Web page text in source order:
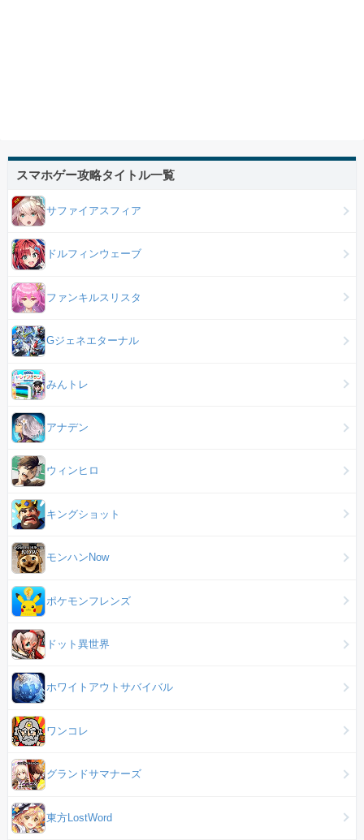
スマホゲー攻略タイトル一覧
サファイアスフィア
ドルフィンウェーブ
ファンキルスリスタ
Gジェネエターナル
みんトレ
アナデン
ウィンヒロ
キングショット
モンハンNow
ポケモンフレンズ
ドット異世界
ホワイトアウトサバイバル
ワンコレ
グランドサマナーズ
東方LostWord